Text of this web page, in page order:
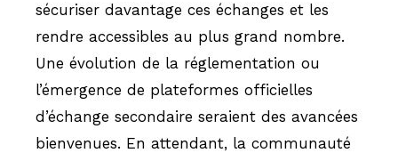
sécuriser davantage ces échanges et les
rendre accessibles au plus grand nombre.
Une évolution de la réglementation ou
l’émergence de plateformes officielles
d’échange secondaire seraient des avancées
bienvenues. En attendant, la communauté